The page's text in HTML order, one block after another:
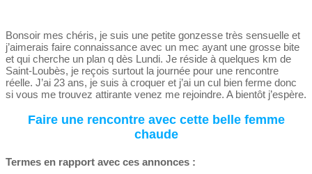
Bonsoir mes chéris, je suis une petite gonzesse très sensuelle et
j’aimerais faire connaissance avec un mec ayant une grosse bite
et qui cherche un plan q dès Lundi. Je réside à quelques km de
Saint-Loubès, je reçois surtout la journée pour une rencontre
réelle. J’ai 23 ans, je suis à croquer et j’ai un cul bien ferme donc
si vous me trouvez attirante venez me rejoindre. A bientôt j’espère.
Faire une rencontre avec cette belle femme
chaude
Termes en rapport avec ces annonces :